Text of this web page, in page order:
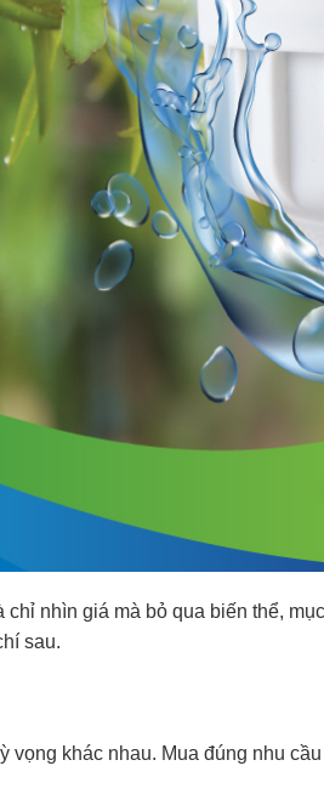
nhìn giá mà bỏ qua biến thể,
sau.
vọng khác nhau. Mua đúng nhu